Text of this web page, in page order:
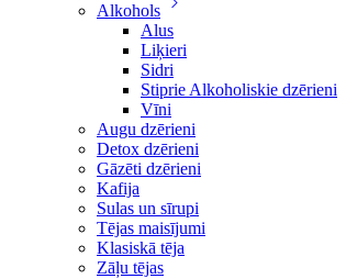
Alkohols
Alus
Liķieri
Sidri
Stiprie Alkoholiskie dzērieni
Vīni
Augu dzērieni
Detox dzērieni
Gāzēti dzērieni
Kafija
Sulas un sīrupi
Tējas maisījumi
Klasiskā tēja
Zāļu tējas